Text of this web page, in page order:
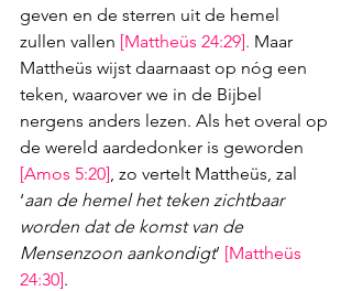
geven en de sterren uit de hemel
zullen vallen [Mattheüs 24:29]. Maar
Mattheüs wijst daarnaast op nóg een
teken, waarover we in de Bijbel
nergens anders lezen. Als het overal op
de wereld aardedonker is geworden
[Amos 5:20] , zo vertelt Mattheüs, zal
‘aan de hemel het teken zichtbaar
worden dat de komst van de
Mensenzoon aankondigt’ [Mattheüs
24:30].